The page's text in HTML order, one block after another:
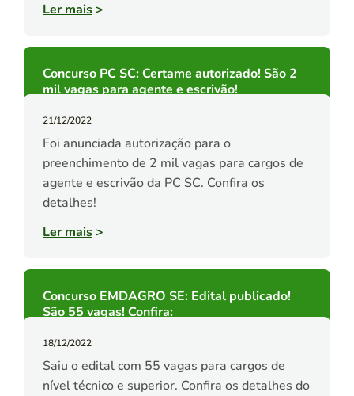
Ler mais>
Concurso PC SC: Certame autorizado! São 2
mil vagas para agente e escrivão!
21/12/2022
Foi anunciada autorização para o
preenchimento de 2 mil vagas para cargos de
agente e escrivão da PC SC. Confira os
detalhes!
Ler mais>
Concurso EMDAGRO SE: Edital publicado!
São 55 vagas! Confira:
18/12/2022
Saiu o edital com 55 vagas para cargos de
nível técnico e superior. Confira os detalhes do